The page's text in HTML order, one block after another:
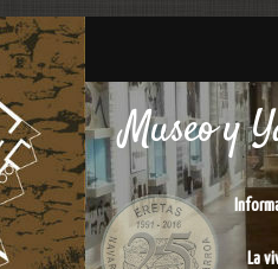
Museo y
La